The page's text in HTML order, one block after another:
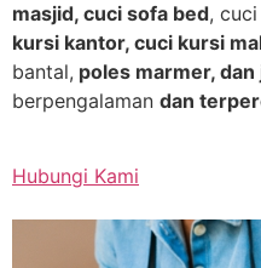
masjid, cuci sofa bed,
kursi kantor, cuci kursi
bantal, poles marmer,
berpengalaman dan
Hubungi Kami